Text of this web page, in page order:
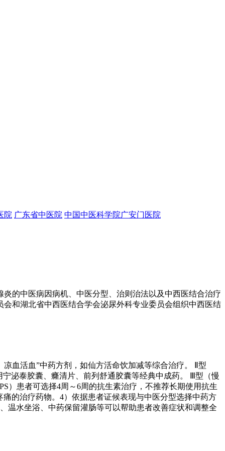
院 广东省中医院 中国中医科学院广安门医院
的中医病因病机、中医分型、治则治法以及中西医结合治疗
和湖北省中西医结合学会泌尿外科专业委员会组织中西医结
血活血”中药方剂，如仙方活命饮加减等综合治疗。 Ⅱ型
泌泰胶囊、癃清片、前列舒通胶囊等经典中成药。 Ⅲ型（慢
）患者可选择4周～6周的抗生素治疗，不推荐长期使用抗生
的治疗药物。4）依据患者证候表现与中医分型选择中药方
温水坐浴、中药保留灌肠等可以帮助患者改善症状和调整全